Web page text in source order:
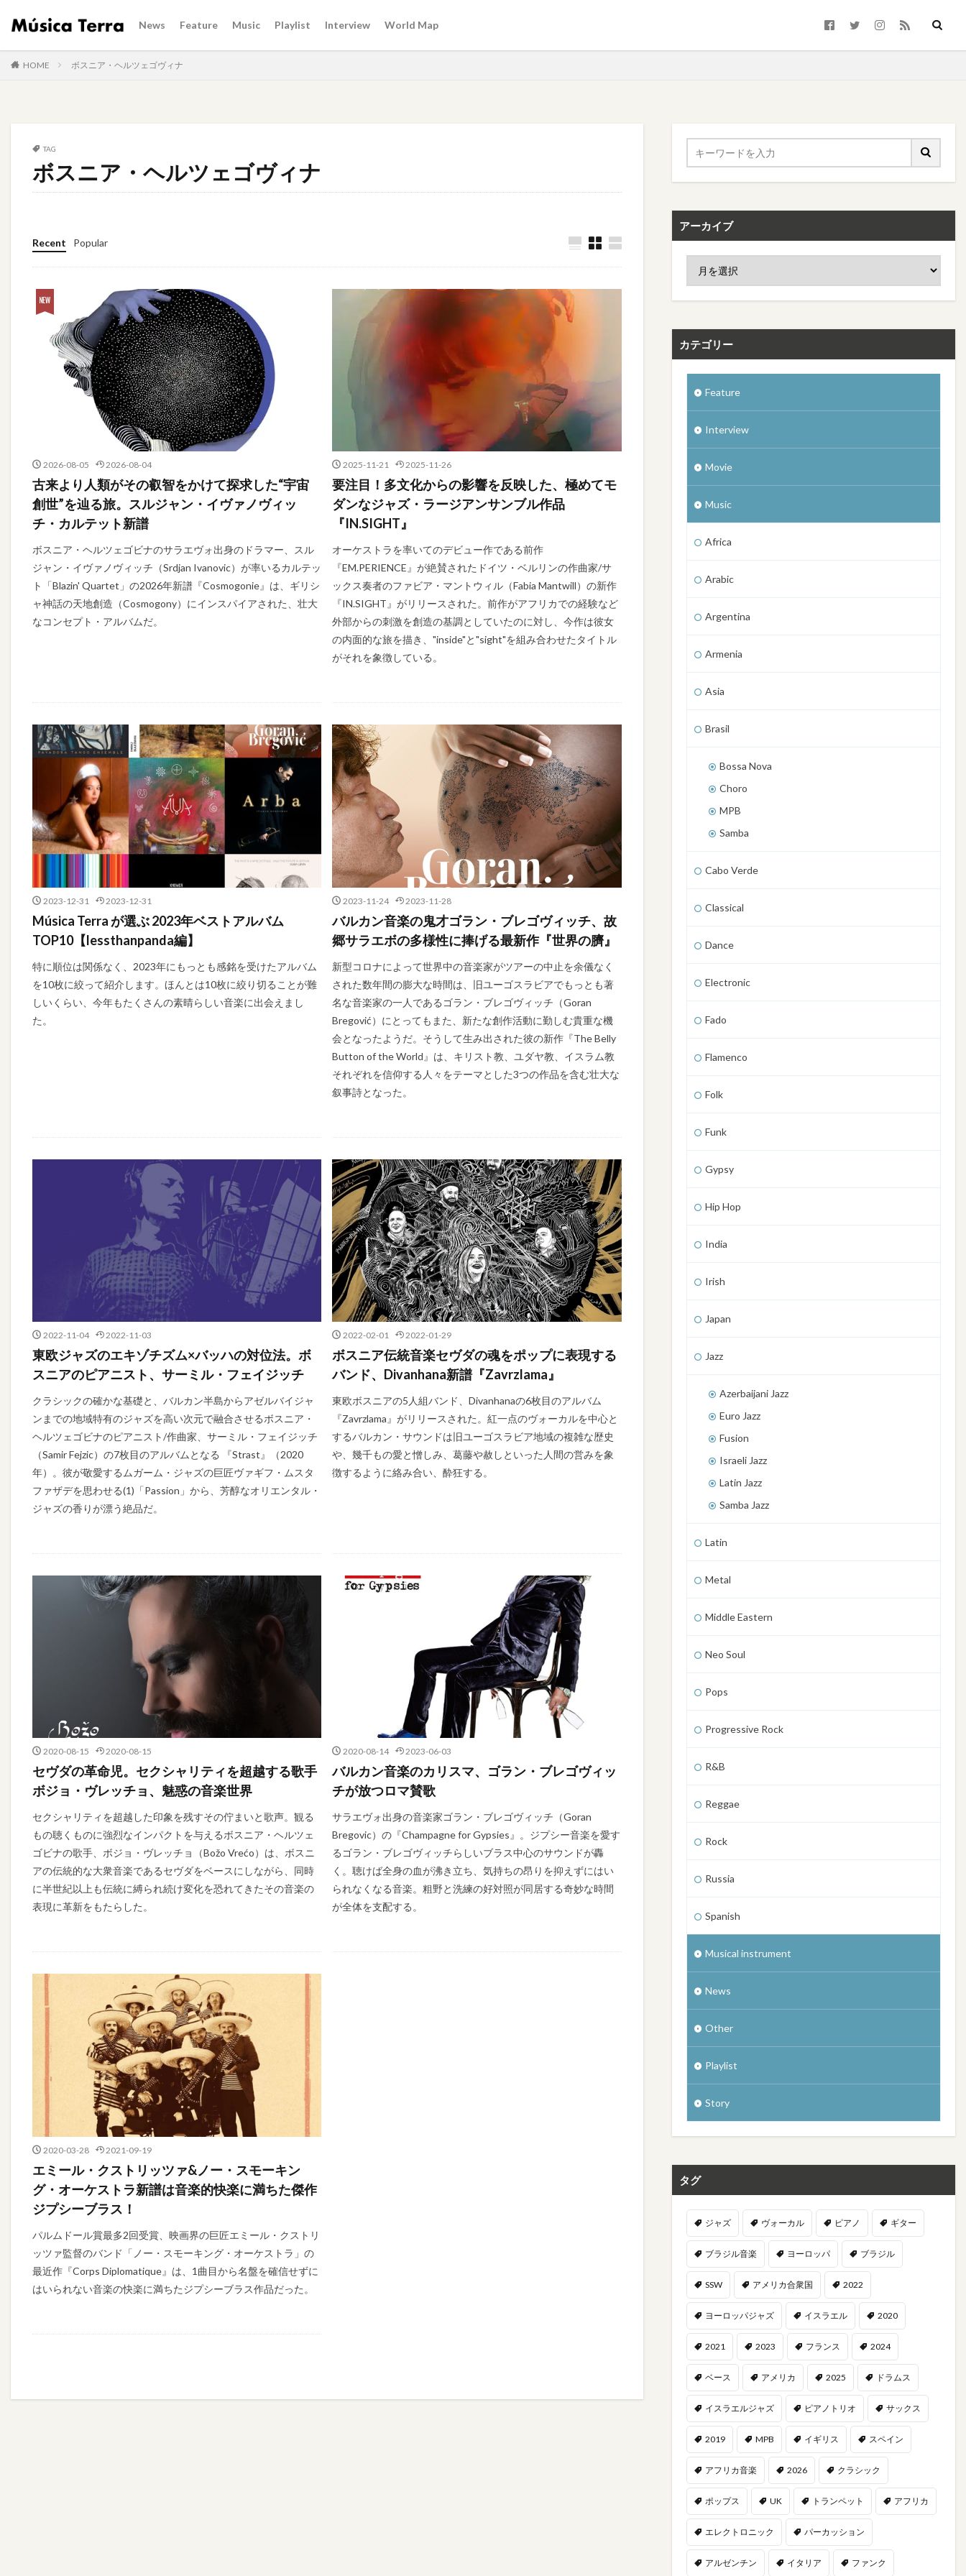
News Feature Music Playlist Interview World Map
HOME ボスニア・ヘルツェゴヴィナ
TAG
ボスニア・ヘルツェゴヴィナ
Recent Popular
2026-08-05 2026-08-04
古来より人類がその叡智をかけて探求した“宇宙
創世”を辿る旅。スルジャン・イヴァノヴィッ
チ・カルテット新譜
ボスニア・ヘルツェゴビナのサラエヴォ出身のドラマー、スル
ジャン・イヴァノヴィッチ（Srdjan Ivanovic）が率いるカルテッ
ト「Blazin' Quartet」の2026年新譜『Cosmogonie』は、ギリシ
ャ神話の天地創造（Cosmogony）にインスパイアされた、壮大
なコンセプト・アルバムだ。
2025-11-21 2025-11-26
要注目！多文化からの影響を反映した、極めてモ
ダンなジャズ・ラージアンサンブル作品
『IN.SIGHT』
オーケストラを率いてのデビュー作である前作
『EM.PERIENCE』が絶賛されたドイツ・ベルリンの作曲家/サ
ックス奏者のファビア・マントウィル（Fabia Mantwill）の新作
『IN.SIGHT』がリリースされた。前作がアフリカでの経験など
外部からの刺激を創造の基調としていたのに対し、今作は彼女
の内面的な旅を描き、"inside"と"sight"を組み合わせたタイトル
がそれを象徴している。
2023-12-31 2023-12-31
Música Terra が選ぶ 2023年ベストアルバム
TOP10【lessthanpanda編】
特に順位は関係なく、2023年にもっとも感銘を受けたアルバム
を10枚に絞って紹介します。ほんとは10枚に絞り切ることが難
しいくらい、今年もたくさんの素晴らしい音楽に出会えまし
た。
2023-11-24 2023-11-28
バルカン音楽の鬼才ゴラン・ブレゴヴィッチ、故
郷サラエボの多様性に捧げる最新作『世界の臍』
新型コロナによって世界中の音楽家がツアーの中止を余儀なく
された数年間の膨大な時間は、旧ユーゴスラビアでもっとも著
名な音楽家の一人であるゴラン・ブレゴヴィッチ（Goran
Bregović）にとってもまた、新たな創作活動に勤しむ貴重な機
会となったようだ。そうして生み出された彼の新作『The Belly
Button of the World』は、キリスト教、ユダヤ教、イスラム教
それぞれを信仰する人々をテーマとした3つの作品を含む壮大な
叙事詩となった。
2022-11-04 2022-11-03
東欧ジャズのエキゾチズム×バッハの対位法。ボ
スニアのピアニスト、サーミル・フェイジッチ
クラシックの確かな基礎と、バルカン半島からアゼルバイジャ
ンまでの地域特有のジャズを高い次元で融合させるボスニア・
ヘルツェゴビナのピアニスト/作曲家、サーミル・フェイジッチ
（Samir Fejzic）の7枚目のアルバムとなる 『Strast』（2020
年）。彼が敬愛するムガーム・ジャズの巨匠ヴァギフ・ムスタ
ファザデを思わせる(1)「Passion」から、芳醇なオリエンタル・
ジャズの香りが漂う絶品だ。
2022-02-01 2022-01-29
ボスニア伝統音楽セヴダの魂をポップに表現する
バンド、Divanhana新譜『Zavrzlama』
東欧ボスニアの5人組バンド、Divanhanaの6枚目のアルバム
『Zavrzlama』がリリースされた。紅一点のヴォーカルを中心と
するバルカン・サウンドは旧ユーゴスラビア地域の複雑な歴史
や、幾千もの愛と憎しみ、葛藤や赦しといった人間の営みを象
徴するように絡み合い、酔狂する。
2020-08-15 2020-08-15
セヴダの革命児。セクシャリティを超越する歌手
ボジョ・ヴレッチョ、魅惑の音楽世界
セクシャリティを超越した印象を残すその佇まいと歌声。観る
もの聴くものに強烈なインパクトを与えるボスニア・ヘルツェ
ゴビナの歌手、ボジョ・ヴレッチョ（Božo Vrećo）は、ボスニ
アの伝統的な大衆音楽であるセヴダをベースにしながら、同時
に半世紀以上も伝統に縛られ続け変化を恐れてきたその音楽の
表現に革新をもたらした。
2020-08-14 2023-06-03
バルカン音楽のカリスマ、ゴラン・ブレゴヴィッ
チが放つロマ賛歌
サラエヴォ出身の音楽家ゴラン・ブレゴヴィッチ（Goran
Bregovic）の『Champagne for Gypsies』。ジプシー音楽を愛す
るゴラン・ブレゴヴィッチらしいブラス中心のサウンドが轟
く。聴けば全身の血が沸き立ち、気持ちの昂りを抑えずにはい
られなくなる音楽。粗野と洗練の好対照が同居する奇妙な時間
が全体を支配する。
2020-03-28 2021-09-19
エミール・クストリッツァ&ノー・スモーキン
グ・オーケストラ新譜は音楽的快楽に満ちた傑作
ジプシーブラス！
パルムドール賞最多2回受賞、映画界の巨匠エミール・クストリ
ッツァ監督のバンド「ノー・スモーキング・オーケストラ」の
最近作『Corps Diplomatique』は、1曲目から名盤を確信せずに
はいられない音楽の快楽に満ちたジプシーブラス作品だった。
アーカイブ
カテゴリー
Feature
Interview
Movie
Music
Africa
Arabic
Argentina
Armenia
Asia
Brasil
Bossa Nova
Choro
MPB
Samba
Cabo Verde
Classical
Dance
Electronic
Fado
Flamenco
Folk
Funk
Gypsy
Hip Hop
India
Irish
Japan
Jazz
Azerbaijani Jazz
Euro Jazz
Fusion
Israeli Jazz
Latin Jazz
Samba Jazz
Latin
Metal
Middle Eastern
Neo Soul
Pops
Progressive Rock
R&B
Reggae
Rock
Russia
Spanish
Musical instrument
News
Other
Playlist
Story
タグ
ジャズ ヴォーカル ピアノ ギター
ブラジル音楽 ヨーロッパ ブラジル
SSW アメリカ合衆国 2022
ヨーロッパジャズ イスラエル 2020
2021 2023 フランス 2024
ベース アメリカ 2025 ドラムス
イスラエルジャズ ピアノトリオ サックス
2019 MPB イギリス スペイン
アフリカ音楽 2026 クラシック
ポップス UK トランペット アフリカ
エレクトロニック パーカッション
アルゼンチン イタリア ファンク